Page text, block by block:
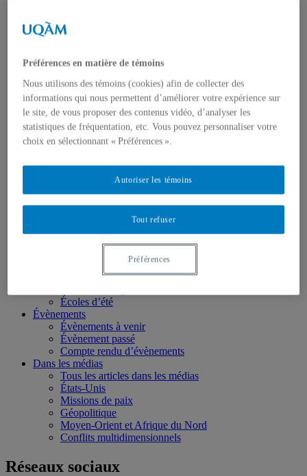
Géopolitique
Accueil
Répertoire
Chercheur-e-s
Tou-te-s les chercheur-e-s
États-Unis
Centre FrancoPaix
Géopolitique
Conflits multidimensionnels
États-Unis
Centre FrancoPaix
Conférences personnalisées
Écoles d’été
Évènements
Évènements à venir
Évènement passé
Compte rendu d’évènements
Dans les médias
Tous les articles dans les médias
États-Unis
Missions de paix
Géopolitique
Moyen-Orient et Afrique du Nord
Conflits multidimensionnels
Réseaux sociaux
Préférences en matière de témoins
Nous utilisons des témoins (cookies) afin de collecter des
informations qui nous permettent d’améliorer votre expérience sur
le site, de vous proposer des contenus vidéo, d’analyser les
statistiques de fréquentation, etc. Vous pouvez personnaliser votre
choix en sélectionnant « Préférences ».
Tout refuser
Autoriser les témoins
Préférences